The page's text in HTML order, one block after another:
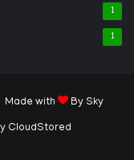
1
1
Made with By Sky
CloudStored